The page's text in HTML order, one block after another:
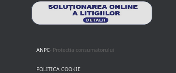
ANPC- Protectia consumatorului
POLITICA COOKIE